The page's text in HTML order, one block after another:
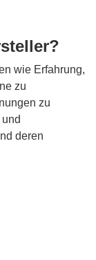
wie Erfahrung,
zu
zu
deren